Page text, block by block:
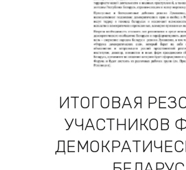
ИТОГОВАЯ
УЧАСТНИКОВ